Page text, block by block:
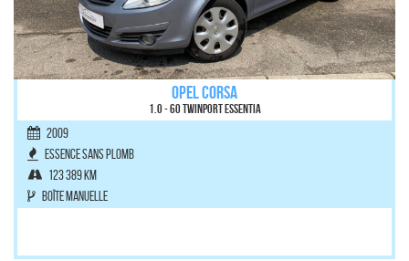
OPEL CORSA
1.0 - 60 Twinport Essentia
2009
Essence sans plomb
123 389 km
Boîte manuelle